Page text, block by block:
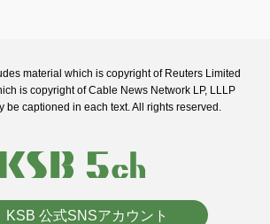
material which is copyright of Reuters Limited
is copyright of Cable News Network LP, LLLP
be captioned in each text. All rights reserved.
KSB 公式SNSアカウント